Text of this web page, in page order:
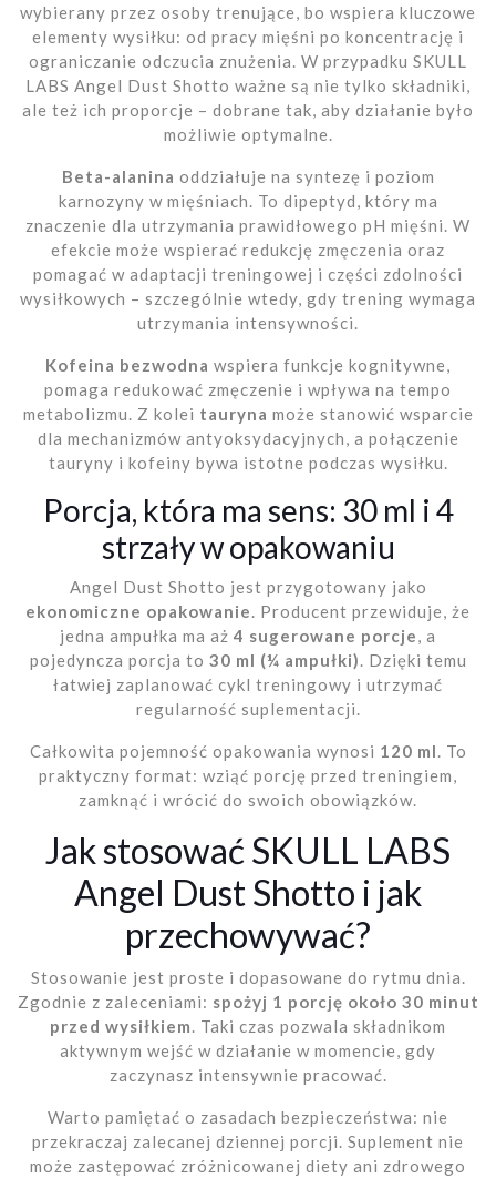
wybierany przez osoby trenujące, bo wspiera kluczowe
elementy wysiłku: od pracy mięśni po koncentrację i
ograniczanie odczucia znużenia. W przypadku SKULL
LABS Angel Dust Shotto ważne są nie tylko składniki,
ale też ich proporcje – dobrane tak, aby działanie było
możliwie optymalne.
Beta-alanina oddziałuje na syntezę i poziom
karnozyny w mięśniach. To dipeptyd, który ma
znaczenie dla utrzymania prawidłowego pH mięśni. W
efekcie może wspierać redukcję zmęczenia oraz
pomagać w adaptacji treningowej i części zdolności
wysiłkowych – szczególnie wtedy, gdy trening wymaga
utrzymania intensywności.
Kofeina bezwodna wspiera funkcje kognitywne,
pomaga redukować zmęczenie i wpływa na tempo
metabolizmu. Z kolei tauryna może stanowić wsparcie
dla mechanizmów antyoksydacyjnych, a połączenie
tauryny i kofeiny bywa istotne podczas wysiłku.
Porcja, która ma sens: 30 ml i 4
strzały w opakowaniu
Angel Dust Shotto jest przygotowany jako
ekonomiczne opakowanie
. Producent przewiduje, że
jedna ampułka ma aż 4 sugerowane porcje , a
pojedyncza porcja to 30 ml (¼ ampułki) . Dzięki temu
łatwiej zaplanować cykl treningowy i utrzymać
regularność suplementacji.
Całkowita pojemność opakowania wynosi 120 ml . To
praktyczny format: wziąć porcję przed treningiem,
zamknąć i wrócić do swoich obowiązków.
Jak stosować SKULL LABS
Angel Dust Shotto i jak
przechowywać?
Stosowanie jest proste i dopasowane do rytmu dnia.
Zgodnie z zaleceniami: spożyj 1 porcję około 30 minut
przed wysiłkiem
. Taki czas pozwala składnikom
aktywnym wejść w działanie w momencie, gdy
zaczynasz intensywnie pracować.
Warto pamiętać o zasadach bezpieczeństwa: nie
przekraczaj zalecanej dziennej porcji. Suplement nie
może zastępować zróżnicowanej diety ani zdrowego